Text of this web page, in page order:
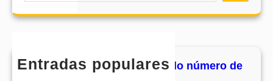
a
h
Entradas populares
MHJournal publica el segundo número de